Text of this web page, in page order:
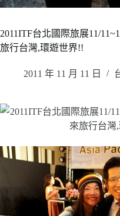
2011ITF台北國際旅展11/
旅行台灣,環遊世界!!
2011 年 11 月 11 日